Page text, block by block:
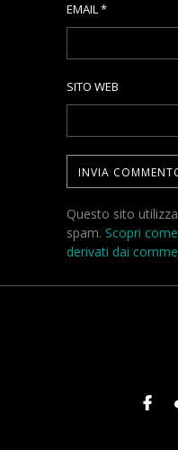
EMAIL*
SITO WEB
Questo sito
spam. Scopri
derivati dai